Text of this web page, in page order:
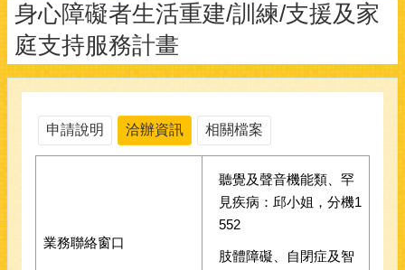
身心障礙者生活重建/訓練/支援及家
庭支持服務計畫
申請說明 洽辦資訊 相關檔案
業務聯絡窗口
聽覺及聲音機能類、罕
見疾病：邱小姐，分機1
552
肢體障礙、自閉症及智